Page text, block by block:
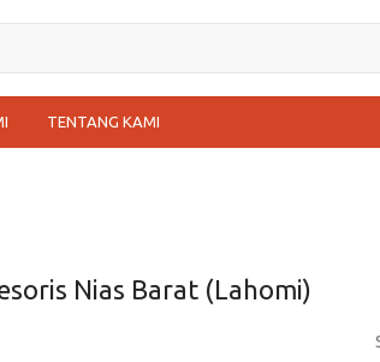
TENTANG KAMI
Nias Barat (Lahomi)